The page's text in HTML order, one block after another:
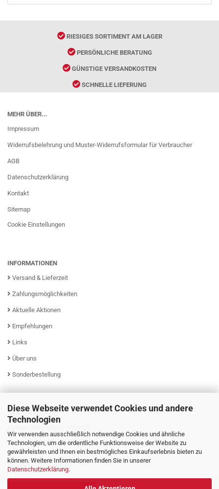
Diese Webseite verwendet Cookies und andere
Technologien
Wir verwenden ausschließlich notwendige Cookies und ähnliche
Technologien, um die ordentliche Funktionsweise der Website zu
gewährleisten und Ihnen ein bestmögliches Einkaufserlebnis bieten zu
können. Weitere Informationen finden Sie in unserer
Datenschutzerklärung.
RIESIGES SORTIMENT AM LAGER
PERSÖNLICHE BERATUNG
GÜNSTIGE VERSANDKOSTEN
SCHNELLE LIEFERUNG
MEHR ÜBER...
Impressum
Widerrufsbelehrung und Muster-Widerrufsformular für Verbraucher
AGB
Datenschutzerklärung
Kontakt
Sitemap
Cookie Einstellungen
INFORMATIONEN
Versand & Lieferzeit
Zahlungsmöglichkeiten
Aktuelle Aktionen
Empfehlungen
Links
Über uns
Sonderbestellung
KUNDENSERVICE
Mo - Fr von 08:00 - 16:00 Uhr